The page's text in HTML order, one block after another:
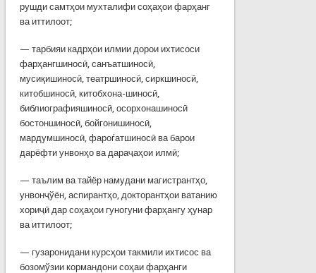
рушди самтҳои мухталифи соҳаҳои фарҳанг
ва иттилоот;
— тарбияи кадрҳои илмии дорои ихтисоси
фарҳангшиносӣ, санъатшиносӣ,
мусиқишиносӣ, театршиносӣ, сиркшиносӣ,
китобшиносӣ, китобхона-шиносӣ,
библиографияшиносӣ, осорхонашиносӣ
бостоншиносӣ, бойгонишиносӣ,
мардумшиносӣ, фароѓатшиносӣ ва барои
дарёфти унвонҳо ва дараҷаҳои илмӣ;
— таълим ва тайёр намудани магистрантҳо,
унвонҷўён, аспирантҳо, докторантҳои ватанию
хориҷӣ дар соҳаҳои гуногуни фарҳангу ҳунар
ва иттилоот;
— гузаронидани курсҳои такмили ихтисос ва
бозомўзии кормандони соҳаи фарҳанги